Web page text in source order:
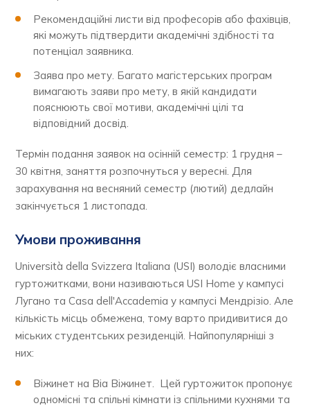
Рекомендаційні листи від професорів або фахівців,
які можуть підтвердити академічні здібності та
потенціал заявника.
Заява про мету. Багато магістерських програм
вимагають заяви про мету, в якій кандидати
пояснюють свої мотиви, академічні цілі та
відповідний досвід.
Термін подання заявок на осінній семестр: 1 грудня –
30 квітня, заняття розпочнуться у вересні. Для
зарахування на весняний семестр (лютий) дедлайн
закінчується 1 листопада.
Умови проживання
Università della Svizzera Italiana (USI) володіє власними
гуртожитками, вони називаються USI Home у кампусі
Лугано та Casa dell'Accademia у кампусі Мендрізіо. Але
кількість місць обмежена, тому варто придивитися до
міських студентських резиденцій. Найпопулярніші з
них:
Віжинет на Віа Віжинет. Цей гуртожиток пропонує
одномісні та спільні кімнати із спільними кухнями та